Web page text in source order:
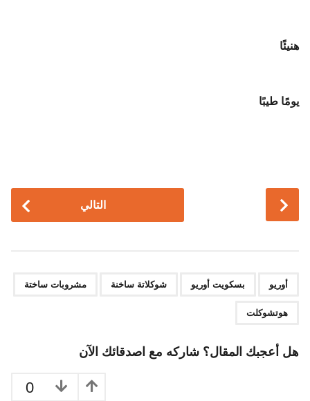
هنيئًا
يومًا طيبًا
a
التالي
أوريو بسكويت أوريو شوكلاتة ساخنة مشروبات ساختة
هوتشوكلت
هل أعجبك المقال؟ شاركه مع اصدقائك الآن
0